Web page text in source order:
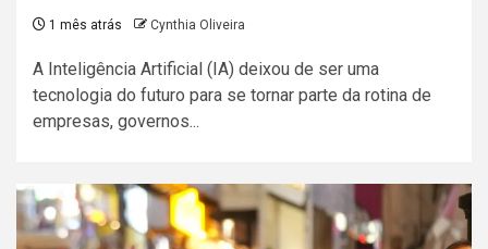
1 mês atrás Cynthia Oliveira
A Inteligência Artificial (IA) deixou de ser uma
tecnologia do futuro para se tornar parte da rotina de
empresas, governos...